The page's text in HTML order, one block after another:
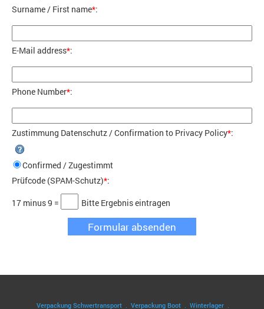
Surname / First name*:
E-Mail address*:
Phone Number*:
Zustimmung Datenschutz / Confirmation to Privacy Policy*:
Confirmed / Zugestimmt
Prüfcode (SPAM-Schutz)*:
17 minus 9 = Bitte Ergebnis eintragen
Verpackung Schwertransport Verpackung Boot Winterlager